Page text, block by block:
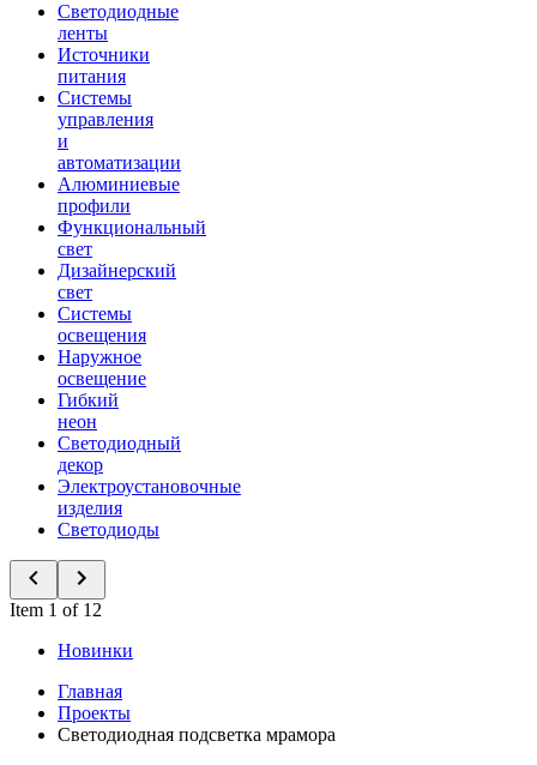
Светодиодные
ленты
Источники
питания
Системы
управления
и
автоматизации
Алюминиевые
профили
Функциональный
свет
Дизайнерский
свет
Системы
освещения
Наружное
освещение
Гибкий
неон
Светодиодный
декор
Электроустановочные
изделия
Светодиоды
Item 1 of 12
Новинки
Главная
Проекты
Светодиодная подсветка мрамора